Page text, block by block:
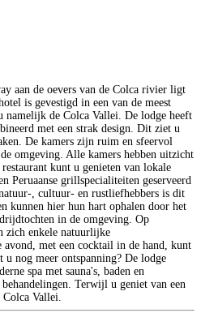
aan de oevers van de Colca rivier ligt
is gevestigd in een van de meest
namelijk de Colca Vallei. De lodge heeft
met een strak design. Dit ziet u
De kamers zijn ruim en sfeervol
omgeving. Alle kamers hebben uitzicht
kunt u genieten van lokale
Peruaanse grillspecialiteiten geserveerd
, cultuur- en rustliefhebbers is dit
kunnen hier hun hart ophalen door het
in de omgeving. Op
zich enkele natuurlijke
met een cocktail in de hand, kunt
u nog meer ontspanning? De lodge
spa met sauna's, baden en
behandelingen. Terwijl u geniet van een
Vallei.